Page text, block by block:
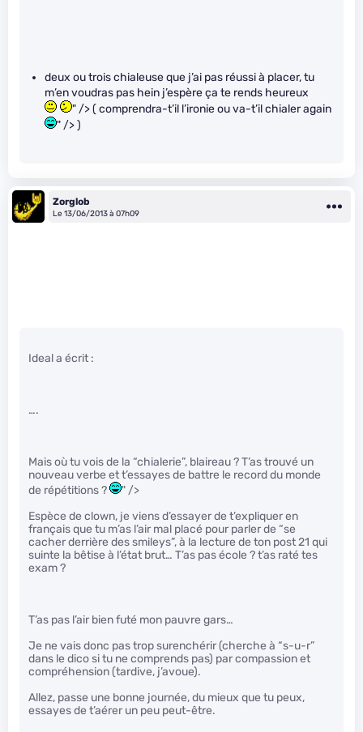
deux ou trois chialeuse que j’ai pas réussi à placer, tu
m’en voudras pas hein j’espère ça te rends heureux
" /> ( comprendra-t’il l’ironie ou va-t’il chialer again
" /> )
Zorglob
Le 13/06/2013 à 07h09
Ideal a écrit :
….
Mais où tu vois de la “chialerie”, blaireau ? T’as trouvé un
nouveau verbe et t’essayes de battre le record du monde
de répétitions ?
" />
Espèce de clown, je viens d’essayer de t’expliquer en
français que tu m’as l’air mal placé pour parler de “se
cacher derrière des smileys”, à la lecture de ton post 21 qui
suinte la bêtise à l’état brut… T’as pas école ? t’as raté tes
exam ?
T’as pas l’air bien futé mon pauvre gars…
Je ne vais donc pas trop surenchérir (cherche à “s-u-r”
dans le dico si tu ne comprends pas) par compassion et
compréhension (tardive, j’avoue).
Allez, passe une bonne journée, du mieux que tu peux,
essayes de t’aérer un peu peut-être.